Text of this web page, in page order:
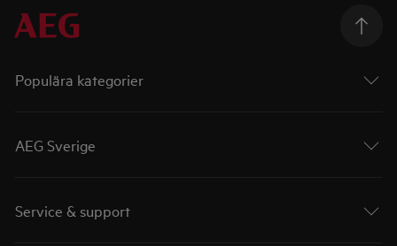
Populära kategorier
AEG Sverige
Service & support